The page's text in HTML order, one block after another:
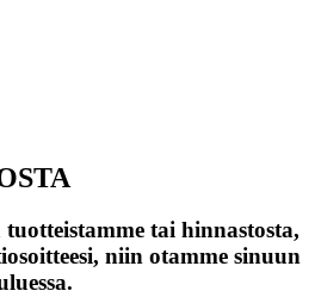
tai hinnastosta,
niin otamme sinuun